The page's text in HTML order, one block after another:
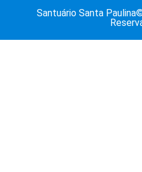
Santuário Santa